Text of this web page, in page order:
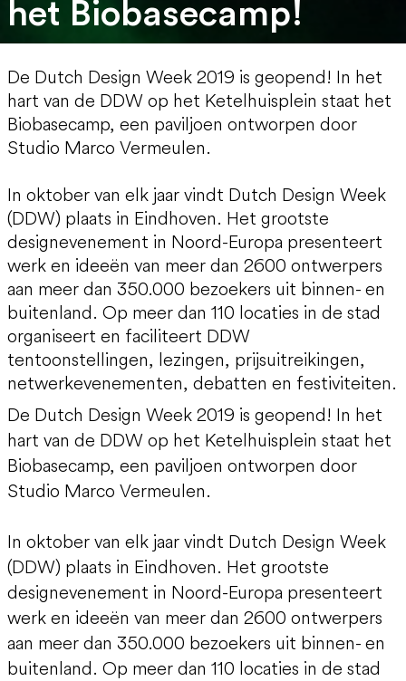
het Biobasecamp!
De Dutch Design Week 2019 is geopend! In het
hart van de DDW op het Ketelhuisplein staat het
Biobasecamp, een paviljoen ontworpen door
Studio Marco Vermeulen.
In oktober van elk jaar vindt Dutch Design Week
(DDW) plaats in Eindhoven. Het grootste
designevenement in Noord-Europa presenteert
werk en ideeën van meer dan 2600 ontwerpers
aan meer dan 350.000 bezoekers uit binnen- en
buitenland. Op meer dan 110 locaties in de stad
organiseert en faciliteert DDW
tentoonstellingen, lezingen, prijsuitreikingen,
netwerkevenementen, debatten en festiviteiten.
De Dutch Design Week 2019 is geopend! In het
hart van de DDW op het Ketelhuisplein staat het
Biobasecamp, een paviljoen ontworpen door
Studio Marco Vermeulen.
In oktober van elk jaar vindt Dutch Design Week
(DDW) plaats in Eindhoven. Het grootste
designevenement in Noord-Europa presenteert
werk en ideeën van meer dan 2600 ontwerpers
aan meer dan 350.000 bezoekers uit binnen- en
buitenland. Op meer dan 110 locaties in de stad